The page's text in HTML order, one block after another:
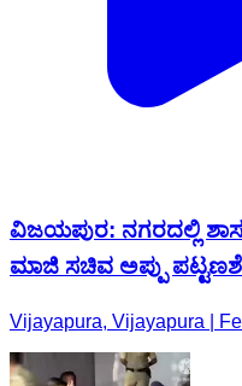
ವಿಜಯಪುರ: ನಗರದಲ್ಲಿ
ಮಾಜಿ ಸಚಿವ ಅಪ್ಪು
Vijayapura, Vijayapura |